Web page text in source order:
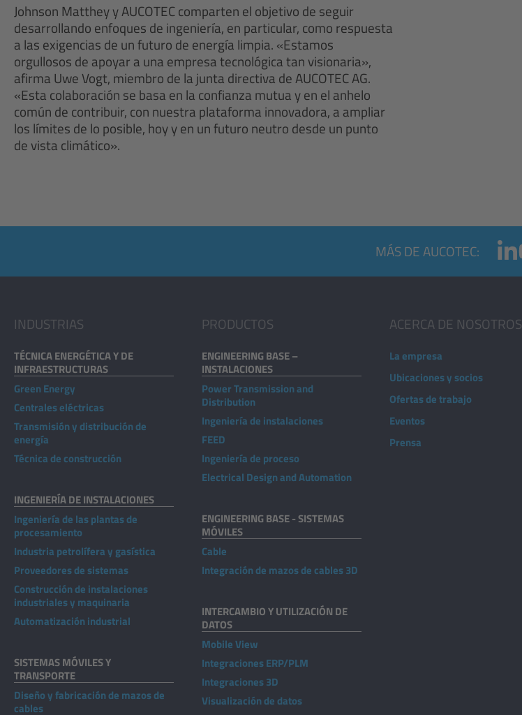
Johnson Matthey y AUCOTEC comparten el objetivo de seguir
desarrollando enfoques de ingeniería, en particular, como respuesta
a las exigencias de un futuro de energía limpia. «Estamos
orgullosos de apoyar a una empresa tecnológica tan visionaria»,
afirma Uwe Vogt, miembro de la junta directiva de AUCOTEC AG.
«Esta colaboración se basa en la confianza mutua y en el anhelo
común de contribuir, con nuestra plataforma innovadora, a ampliar
los límites de lo posible, hoy y en un futuro neutro desde un punto
de vista climático».
MÁS DE AUCOTEC:
INDUSTRIAS
TÉCNICA ENERGÉTICA Y DE
INFRAESTRUCTURAS
Green Energy
Centrales eléctricas
Transmisión y distribución de
energía
Técnica de construcción
INGENIERÍA DE INSTALACIONES
Ingeniería de las plantas de
procesamiento
Industria petrolífera y gasística
Proveedores de sistemas
Construcción de instalaciones
industriales y maquinaria
Automatización industrial
SISTEMAS MÓVILES Y
TRANSPORTE
Diseño y fabricación de mazos de
cables
PRODUCTOS
ENGINEERING BASE –
INSTALACIONES
Power Transmission and
Distribution
Ingeniería de instalaciones
FEED
Ingeniería de proceso
Electrical Design and Automation
ENGINEERING BASE - SISTEMAS
MÓVILES
Cable
Integración de mazos de cables 3D
INTERCAMBIO Y UTILIZACIÓN DE
DATOS
Mobile View
Integraciones ERP/PLM
Integraciones 3D
Visualización de datos
ACERCA DE NOSOTROS
La empresa
Ubicaciones y socios
Ofertas de trabajo
Eventos
Prensa